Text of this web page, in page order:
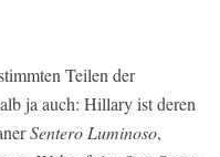
Teilen der
ja auch: Hillary ist deren
Sentero Luminoso,